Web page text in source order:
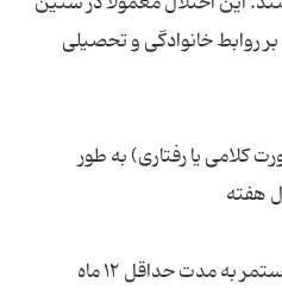
روابط خانوادگی و تحصیلی
یا رفتاری) به طور
هفته
به مدت حداقل ۱۲ ماه